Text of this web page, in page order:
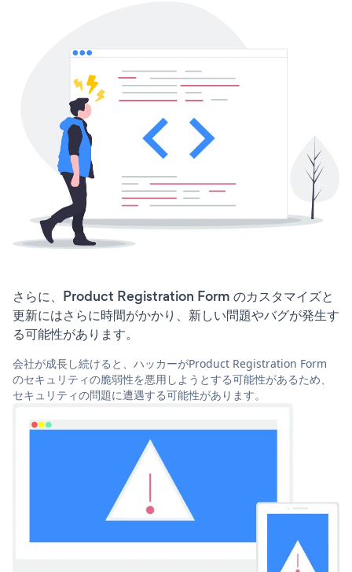
さらに、Product Registration Form のカスタマイズと
更新にはさらに時間がかかり、新しい問題やバグが発生す
る可能性があります。
会社が成長し続けると、ハッカーがProduct Registration Form
のセキュリティの脆弱性を悪用しようとする可能性があるため、
セキュリティの問題に遭遇する可能性があります。